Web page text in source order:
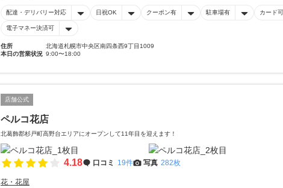
配達・デリバリー対応 日祝OK クーポン有 駐車場有 カード可
電子マネー決済可
住所
北海道札幌市中央区南四条西9丁目1009
本日の営業状況 9:00〜18:00
店舗公式
ペルコ花店
北葛飾郡杉戸町高野台エリアにオープンして11年目を迎えます！
4.18 口コミ 19件 写真 282枚
花・花屋